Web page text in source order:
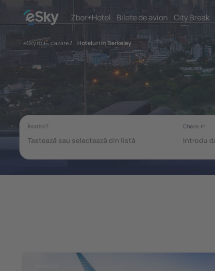
Zbor+Hotel Bilete de avion City Break
eSky.ro/ cazare/ Hoteluri în Berkeley